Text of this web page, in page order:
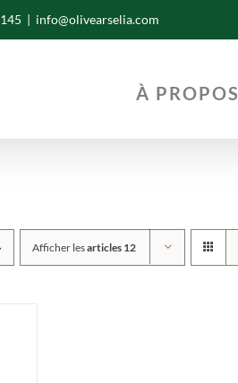
| info@olivearselia.com
À PROPOS
Afficher lesarticles 12